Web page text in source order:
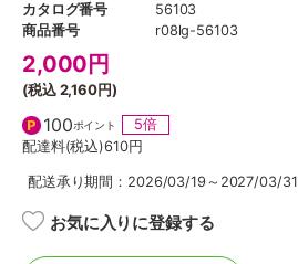
カタログ番号
56103
商品番号
r08lg-56103
2,000 円
(税込2,160円)
100ポイント
5倍
配達料(税込)610円
配送承り期間：2026/03/19～2027/03/31
お気に入りに登録する